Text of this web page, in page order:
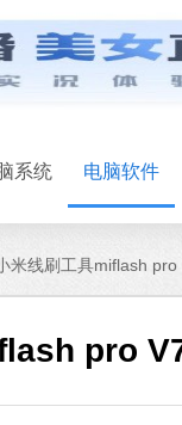
系统 电脑软件
米线刷工具miflash
pro